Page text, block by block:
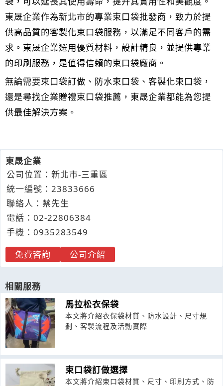
東晟企業作為新北市的專業束口袋批發商，致力於提
供高品質的客製化束口袋服務，以滿足不同客戶的需
求。東晟企業選用優質材料，設計精良，並提供專業
的印刷服務，是值得信賴的束口袋廠商。
無論需要束口袋訂做、防水束口袋、客製化束口袋，
還是尋找企業贈禮束口袋推薦，東晟企業都能為您提
供最佳解決方案。
東晟企業
公司位置：新北市-三重區
統一編號：23833666
聯絡人：蔡先生
電話： 02-22806384
手機： 0935283549
免費咨詢
公司介紹
相關服務
馬拉松衣保袋
本文將介紹衣保袋材質、防水設計、尺寸規
劃、客製流程及活動實際
束口袋訂做選擇
本文將介紹束口袋材質、尺寸、印刷方式、防